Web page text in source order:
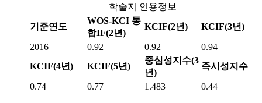
학술지 인용정보
기준연도
WOS-KCI 통
합IF(2년)
KCIF(2년) KCIF(3년)
2016 0.92 0.92
0.94
KCIF(4년)
KCIF(5년)
중심성지수(3
년)
즉시성지수
0.74 0.77 1.483 0.44